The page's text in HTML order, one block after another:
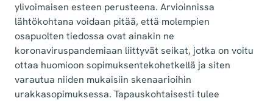
ylivoimaisen esteen perusteena. Arvioinnissa
lähtökohtana voidaan pitää, että molempien
osapuolten tiedossa ovat ainakin ne
koronaviruspandemiaan liittyvät seikat, jotka on voitu
ottaa huomioon sopimuksentekohetkellä ja siten
varautua niiden mukaisiin skenaarioihin
urakkasopimuksessa. Tapauskohtaisesti tulee